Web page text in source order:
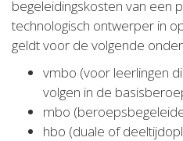
begeleidingskosten van een
technologisch ontwerper in
geldt voor de volgende
vmbo (voor leerlingen
volgen in de
mbo
hbo (duale of